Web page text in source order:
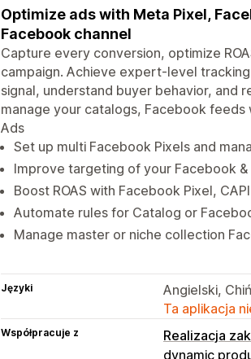
Optimize ads with Meta Pixel,
Facebook channel
Capture every conversion, optimize
campaign. Achieve expert-level
signal, understand buyer behavior, and
manage your catalogs, Facebook
Ads
Set up multi Facebook Pixels and
Improve targeting of your Facebook
Boost ROAS with Facebook Pixel,
Automate rules for Catalog or
Manage master or niche collection
Języki
Angielski,
Ta aplikacja
Współpracuje z Realizacja
dynamic